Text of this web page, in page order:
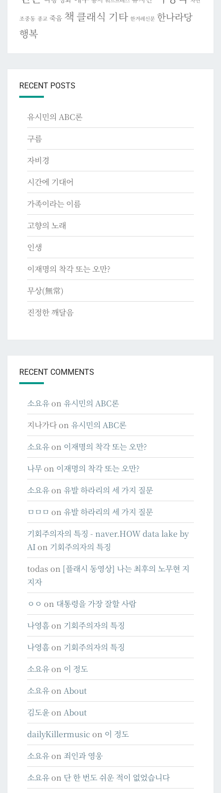
조중동 종교 죽음 책 클래식 기타 한겨레신문 한나라당
행복
RECENT POSTS
유시민의 ABC론
구름
자비경
시간에 기대어
가족이라는 이름
고향의 노래
인생
이재명의 착각 또는 오만?
무상(無常)
진정한 깨달음
RECENT COMMENTS
소요유on 유시민의 ABC론
지나가다on 유시민의 ABC론
소요유on 이재명의 착각 또는 오만?
나무on 이재명의 착각 또는 오만?
소요유on 유발 하라리의 세 가지 질문
ㅁㅁㅁ on 유발 하라리의 세 가지 질문
기회주의자의 특징 - naver.HOW data lake by
AIon 기회주의자의 특징
todas on [플래시 동영상] 나는 최후의 노무현 지
지자
ㅇㅇ on 대통령을 가장 잘할 사람
나영흠on 기회주의자의 특징
나영흠on 기회주의자의 특징
소요유on 이 정도
소요유on About
김도윤on About
dailyKillermusic on 이 정도
소요유on 죄인과 영웅
소요유on 단 한 번도 쉬운 적이 없었습니다